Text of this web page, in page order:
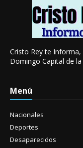
Cristo Rey te
Domingo Capital de
Menú
Nacionales
Deportes
Desaparecidos